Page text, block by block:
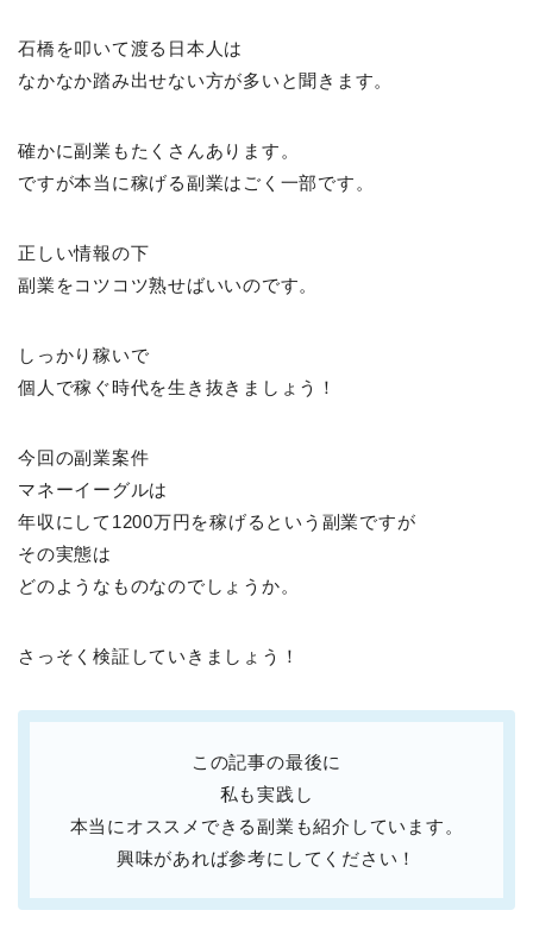
石橋を叩いて渡る日本人は
なかなか踏み出せない方が多いと聞きます。
確かに副業もたくさんあります。
ですが本当に稼げる副業はごく一部です。
正しい情報の下
副業をコツコツ熟せばいいのです。
しっかり稼いで
個人で稼ぐ時代を生き抜きましょう！
今回の副業案件
マネーイーグルは
年収にして1200万円を稼げるという副業ですが
その実態は
どのようなものなのでしょうか。
さっそく検証していきましょう！
この記事の最後に
私も実践し
本当にオススメできる副業も紹介しています。
興味があれば参考にしてください！